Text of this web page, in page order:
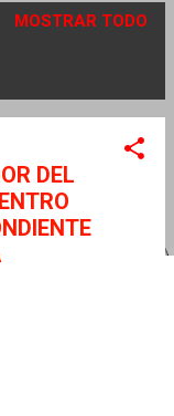
MOSTRAR TODO
DEL